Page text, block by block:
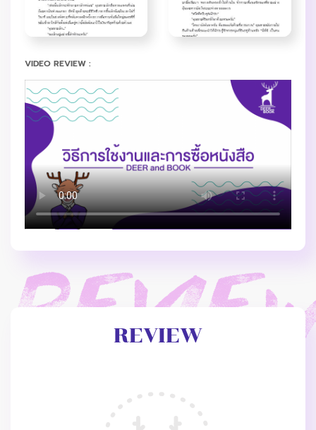
VIDEO REVIEW :
REVIEW